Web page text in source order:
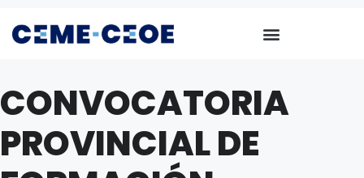
CONVOCATORIA
PROVINCIAL DE